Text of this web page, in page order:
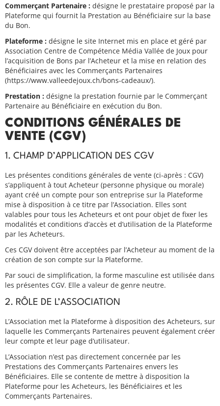
Commerçant Partenaire : désigne le prestataire proposé par la
Plateforme qui fournit la Prestation au Bénéficiaire sur la base
du Bon.
Plateforme : désigne le site Internet mis en place et géré par
Association Centre de Compétence Média Vallée de Joux pour
l’acquisition de Bons par l’Acheteur et la mise en relation des
Bénéficiaires avec les Commerçants Partenaires
(https://www.valleedejoux.ch/bons-cadeaux/).
Prestation : désigne la prestation fournie par le Commerçant
Partenaire au Bénéficiaire en exécution du Bon.
CONDITIONS GÉNÉRALES DE
VENTE (CGV)
1. CHAMP D’APPLICATION DES CGV
Les présentes conditions générales de vente (ci-après : CGV)
s’appliquent à tout Acheteur (personne physique ou morale)
ayant créé un compte pour son entreprise sur la Plateforme
mise à disposition à ce titre par l’Association. Elles sont
valables pour tous les Acheteurs et ont pour objet de fixer les
modalités et conditions d’accès et d’utilisation de la Plateforme
par les Acheteurs.
Ces CGV doivent être acceptées par l’Acheteur au moment de la
création de son compte sur la Plateforme.
Par souci de simplification, la forme masculine est utilisée dans
les présentes CGV. Elle a valeur de genre neutre.
2. RÔLE DE L’ASSOCIATION
L’Association met la Plateforme à disposition des Acheteurs, sur
laquelle les Commerçants Partenaires peuvent également créer
leur compte et leur page d’utilisateur.
L’Association n’est pas directement concernée par les
Prestations des Commerçants Partenaires envers les
Bénéficiaires. Elle se contente de mettre à disposition la
Plateforme pour les Acheteurs, les Bénéficiaires et les
Commerçants Partenaires.